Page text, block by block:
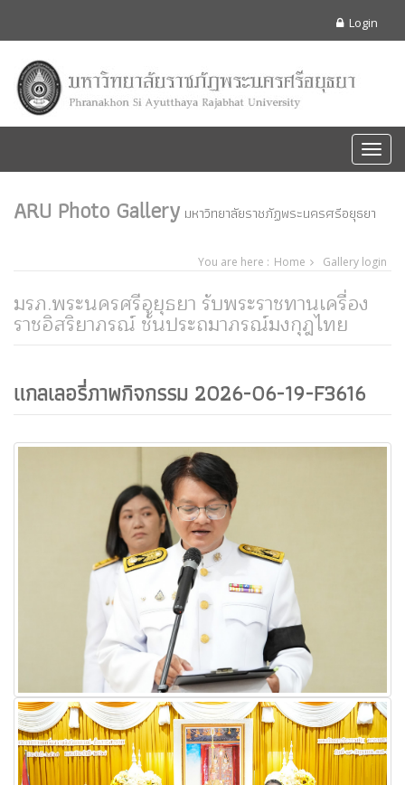
Login
ARU Photo Gallery มหาวิทยาลัยราชภัฏพระนครศรีอยุธยา
You are here : Home Gallery login
มรภ.พระนครศรีอยุธยา รับพระราชทานเครื่อง
ราชอิสริยาภรณ์ ชั้นประถมาภรณ์มงกุฎไทย
แกลเลอรี่ภาพกิจกรรม 2026-06-19-F3616